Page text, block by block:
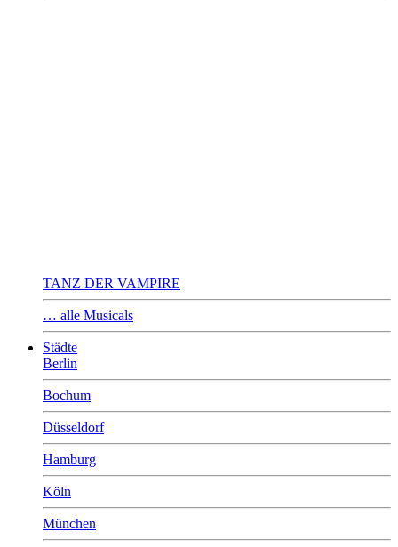
TANZ DER VAMPIRE
… alle Musicals
Städte
Berlin
Bochum
Düsseldorf
Hamburg
Köln
München